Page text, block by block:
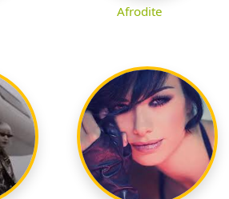
Afrodite